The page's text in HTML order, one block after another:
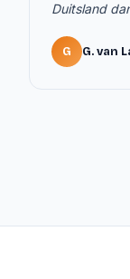
Duitsland
G G. van